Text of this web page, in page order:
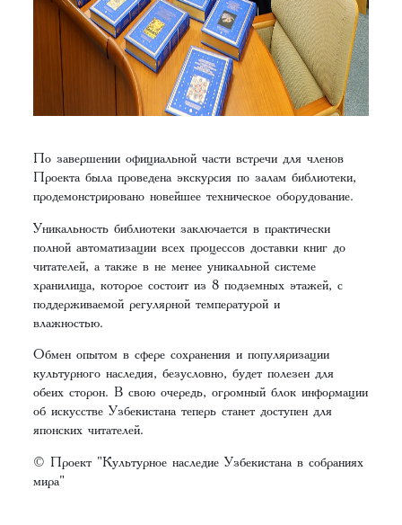
По завершении официальной части встречи для членов
Проекта была проведена экскурсия по залам библиотеки,
продемонстрировано новейшее техническое оборудование.
Уникальность библиотеки заключается в практически
полной автоматизации всех процессов доставки книг до
читателей, а также в не менее уникальной системе
хранилища, которое состоит из 8 подземных этажей, с
поддерживаемой регулярной температурой и
влажностью.
Обмен опытом в сфере сохранения и популяризации
культурного наследия, безусловно, будет полезен для
обеих сторон. В свою очередь, огромный блок информации
об искусстве Узбекистана теперь станет доступен для
японских читателей.
© Проект "Культурное наследие Узбекистана в собраниях
мира"